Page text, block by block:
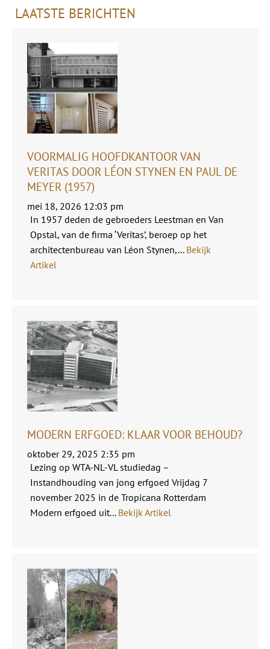
LAATSTE BERICHTEN
VOORMALIG HOOFDKANTOOR VAN
VERITAS DOOR LÉON STYNEN EN PAUL DE
MEYER (1957)
mei 18, 2026 12:03 pm
In 1957 deden de gebroeders Leestman en Van
Opstal, van de firma ‘Veritas’, beroep op het
architectenbureau van Léon Stynen,... Bekijk
Artikel
MODERN ERFGOED: KLAAR VOOR BEHOUD?
oktober 29, 2025 2:35 pm
Lezing op WTA-NL-VL studiedag –
Instandhouding van jong erfgoed Vrijdag 7
november 2025 in de Tropicana Rotterdam
Modern erfgoed uit... Bekijk Artikel